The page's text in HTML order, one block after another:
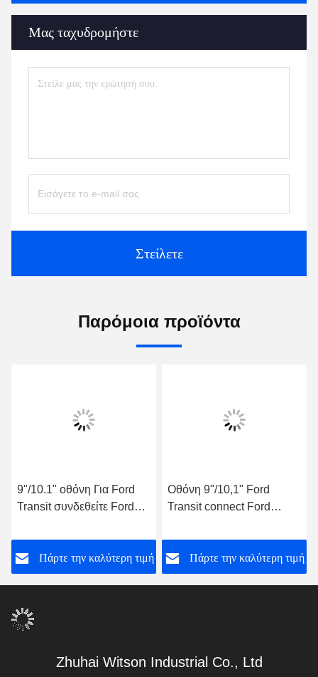
Μας ταχυδρομήστε
Στείλετε
Παρόμοια προϊόντα
9"/10.1" οθόνη Για Ford
Transit συνδεθείτε Ford
Multimedia Stereo GPS
CarPlay Player
Πάρτε την καλύτερη τιμή
Οθόνη 9"/10,1" Ford
Transit connect Ford
Multimedia Stereo GPS
CarPlay Player
Πάρτε την καλύτερη τιμή
Zhuhai Witson Industrial Co., Ltd